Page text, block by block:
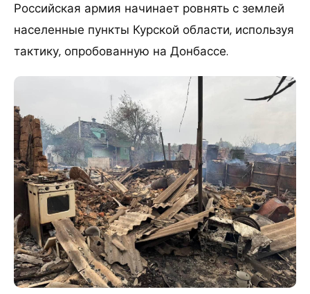
Российская армия начинает ровнять с землей
населенные пункты Курской области, используя
тактику, опробованную на Донбассе.